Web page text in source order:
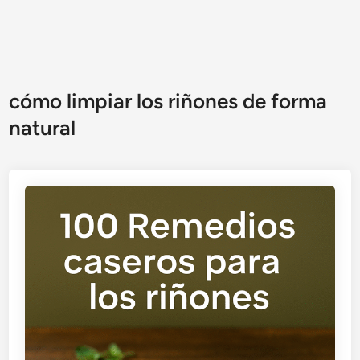
cómo limpiar los riñones de forma
natural